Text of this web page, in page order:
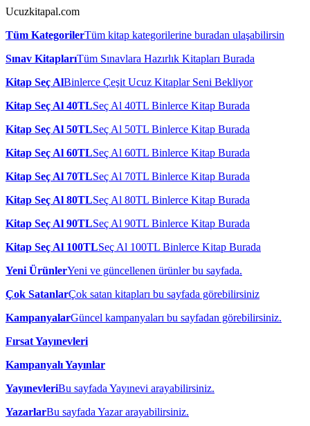
Ucuzkitapal.com
Tüm KategorilerTüm kitap kategorilerine buradan ulaşabilirsin
Sınav KitaplarıTüm Sınavlara Hazırlık Kitapları Burada
Kitap Seç AlBinlerce Çeşit Ucuz Kitaplar Seni Bekliyor
Kitap Seç Al 40TLSeç Al 40TL Binlerce Kitap Burada
Kitap Seç Al 50TLSeç Al 50TL Binlerce Kitap Burada
Kitap Seç Al 60TLSeç Al 60TL Binlerce Kitap Burada
Kitap Seç Al 70TLSeç Al 70TL Binlerce Kitap Burada
Kitap Seç Al 80TLSeç Al 80TL Binlerce Kitap Burada
Kitap Seç Al 90TLSeç Al 90TL Binlerce Kitap Burada
Kitap Seç Al 100TLSeç Al 100TL Binlerce Kitap Burada
Yeni ÜrünlerYeni ve güncellenen ürünler bu sayfada.
Çok SatanlarÇok satan kitapları bu sayfada görebilirsiniz
KampanyalarGüncel kampanyaları bu sayfadan görebilirsiniz.
Fırsat Yayınevleri
Kampanyalı Yayınlar
YayınevleriBu sayfada Yayınevi arayabilirsiniz.
YazarlarBu sayfada Yazar arayabilirsiniz.